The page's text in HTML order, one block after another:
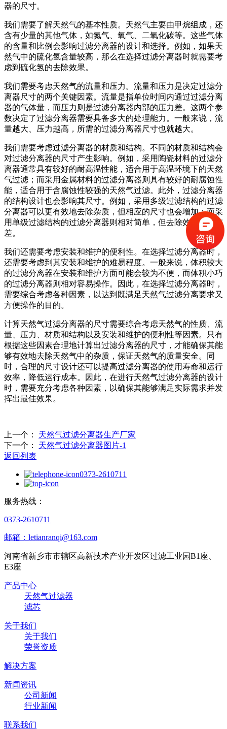
器的尺寸。
我们需要了解天然气的基本性质。天然气主要由甲烷组成，还
含有少量的其他气体，如氮气、氧气、二氧化碳等。这些气体
的含量和比例会影响过滤分离器的设计和选择。例如，如果天
然气中的硫化氢含量较高，那么在选择过滤分离器时就需要考
虑到硫化氢的去除效果。
我们需要考虑天然气的流量和压力。流量和压力是决定过滤分
离器尺寸的两个关键因素。流量是指单位时间内通过过滤分离
器的气体量，而压力则是过滤分离器内部的压力差。这两个参
数决定了过滤分离器需要具备多大的处理能力。一般来说，流
量越大、压力越高，所需的过滤分离器尺寸也就越大。
我们需要考虑过滤分离器的材质和结构。不同的材质和结构会
对过滤分离器的尺寸产生影响。例如，采用陶瓷材料的过滤分
离器通常具有较好的耐高温性能，适合用于高温环境下的天然
气过滤；而采用金属材料的过滤分离器则具有较好的耐腐蚀性
能，适合用于含腐蚀性较强的天然气过滤。此外，过滤分离器
的结构设计也会影响其尺寸。例如，采用多级过滤结构的过滤
分离器可以更有效地去除杂质，但相应的尺寸也会增加；而采
用单级过滤结构的过滤分离器则相对简单，但去除效果可能较
差。
我们还需要考虑安装和维护的便利性。在选择过滤分离器时，
还需要考虑到其安装和维护的难易程度。一般来说，体积较大
的过滤分离器在安装和维护方面可能会较为不便，而体积小巧
的过滤分离器则相对容易操作。因此，在选择过滤分离器时，
需要综合考虑各种因素，以达到既满足天然气过滤分离要求又
方便操作的目的。
计算天然气过滤分离器的尺寸需要综合考虑天然气的性质、流
量、压力、材质和结构以及安装和维护的便利性等因素。只有
根据这些因素合理地计算出过滤分离器的尺寸，才能确保其能
够有效地去除天然气中的杂质，保证天然气的质量安全。同
时，合理的尺寸设计还可以提高过滤分离器的使用寿命和运行
效率，降低运行成本。因此，在进行天然气过滤分离器的设计
时，需要充分考虑各种因素，以确保其能够满足实际需求并发
挥出最佳效果。
上一个：
天然气过滤分离器生产厂家
下一个：
天然气过滤分离器图片-1
返回列表
0373-2610711
服务热线：
0373-2610711
邮箱：letianranqi@163.com
河南省新乡市市辖区高新技术产业开发区过滤工业园B1座、
E3座
产品中心
天然气过滤器
滤芯
关于我们
关于我们
荣誉资质
解决方案
新闻资讯
公司新闻
行业新闻
联系我们